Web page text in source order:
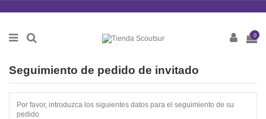
0
Seguimiento de pedido de invitado
Por favor, introduzca los siguientes datos para el seguimiento de su
pedido